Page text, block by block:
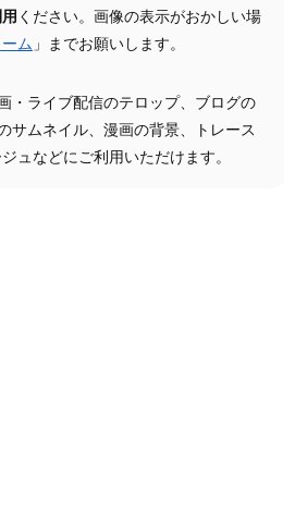
ください。画像の表示がおかしい場
ム 」までお願いします。
・ライブ配信のテロップ、ブログの
サムネイル、漫画の背景、トレース
ュなどにご利用いただけます。